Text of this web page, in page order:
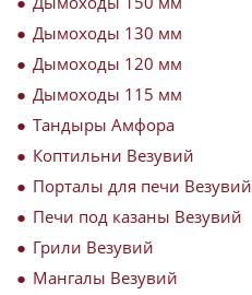
Дымоходы 130 мм
Дымоходы 120 мм
Дымоходы 115 мм
Тандыры Амфора
Коптильни Везувий
Порталы для печи Везувий
Печи под казаны Везувий
Грили Везувий
Мангалы Везувий